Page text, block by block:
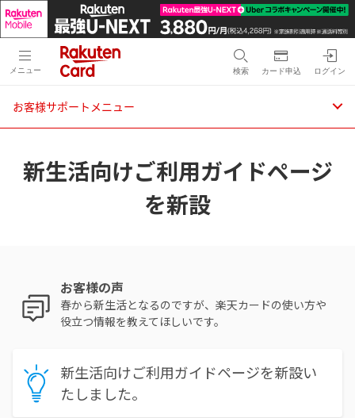
メニュー 検索 カード申込 ログイン
お客様サポートメニュー
新生活向けご利用ガイドページ
を新設
お客様の声
春から新生活となるのですが、楽天カードの使い方や
役立つ情報を教えてほしいです。
新生活向けご利用ガイドページを新設い
たしました。